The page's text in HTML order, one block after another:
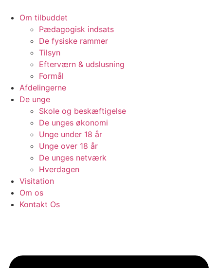
Om tilbuddet
Pædagogisk indsats
De fysiske rammer
Tilsyn
Efterværn & udslusning
Formål
Afdelingerne
De unge
Skole og beskæftigelse
De unges økonomi
Unge under 18 år
Unge over 18 år
De unges netværk
Hverdagen
Visitation
Om os
Kontakt Os